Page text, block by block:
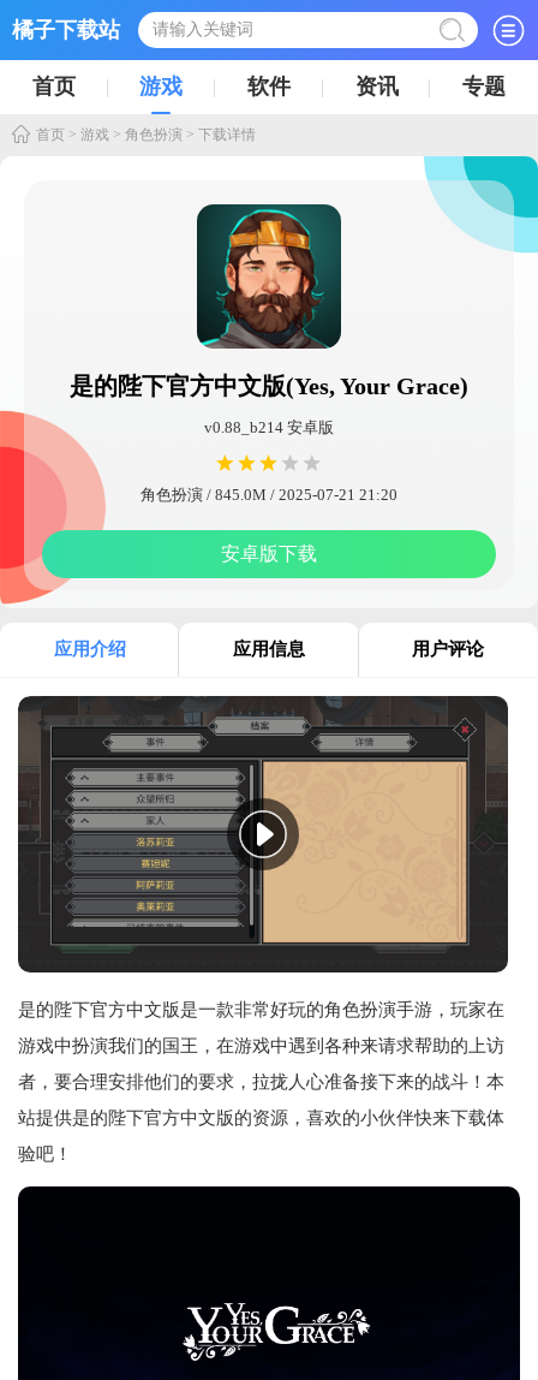
橘子下载站
首页 游戏 软件 资讯 专题
首页 > 游戏 > 角色扮演 > 下载详情
是的陛下官方中文版(Yes, Your Grace)
v0.88_b214 安卓版
角色扮演 / 845.0M / 2025-07-21 21:20
安卓版下载
应用介绍 应用信息 用户评论
是的陛下官方中文版是一款非常好玩的角色扮演手游，玩家在
游戏中扮演我们的国王，在游戏中遇到各种来请求帮助的上访
者，要合理安排他们的要求，拉拢人心准备接下来的战斗！本
站提供是的陛下官方中文版的资源，喜欢的小伙伴快来下载体
验吧！